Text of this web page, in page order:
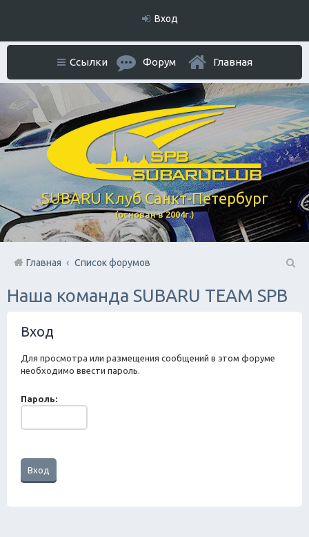
Вход
SUBARU Клуб Санкт-Петербург
(основан в 2004г.)
Ссылки Форум Главная
Главная
Список форумов
ои
Наша команда SUBARU TEAM SPB
Вход
Для просмотра или размещения сообщений в этом форуме
необходимо ввести пароль.
Пароль: